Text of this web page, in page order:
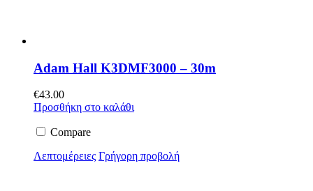
Adam Hall K3DMF3000 – 30m
€43.00
Προσθήκη στο καλάθι
Compare
Λεπτομέρειες Γρήγορη προβολή